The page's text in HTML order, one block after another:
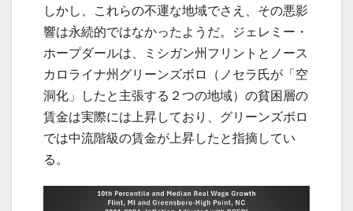
しかし、これらの不運な地域でさえ、その悪影
響は永続的ではなかったようだ。ジェレミー・
ホープダールは、ミシガン州フリントとノース
カロライナ州グリーンズボロ（ノセラ氏が「空
洞化」したと主張する２つの地域）の貧困層の
賃金は実際には上昇しており、グリーンズボロ
では中流階級の賃金が上昇したと指摘してい
る。